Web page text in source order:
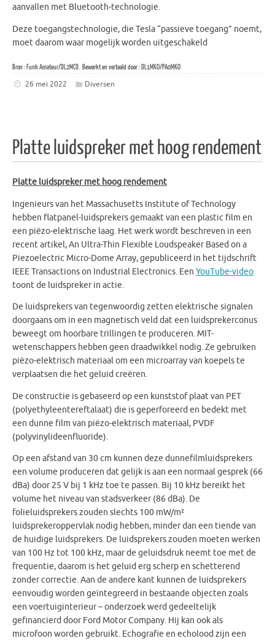
aanvallen met Bluetooth-technologie.
Deze toegangstechnologie, die Tesla “passieve toegang” noemt,
moet daarom waar mogelijk worden uitgeschakeld
Bron : Funk Amateur/DL2MCD. Bewerkt en vertaald door : DL1MKO/PA0MKO
26 mei 2022 Diversen
Platte luidspreker met hoog rendement
Platte luidspreker met hoog rendement
Ingenieurs van het Massachusetts Institute of Technology
hebben flatpanel-luidsprekers gemaakt van een plastic film en
een piëzo-elektrische laag. Het werk wordt beschreven in een
recent artikel, An Ultra-Thin Flexible Loudspeaker Based on a
Piezoelectric Micro-Dome Array, gepubliceerd in het tijdschrift
IEEE Transactions on Industrial Electronics. Een YouTube-video
toont de luidspreker in actie.
De luidsprekers van tegenwoordig zetten elektrische signalen
doorgaans om in een magnetisch veld dat een luidsprekerconus
beweegt om hoorbare trillingen te produceren. MIT-
wetenschappers hebben geen draadwikkel nodig. Ze gebruiken
piëzo-elektrisch materiaal om een ​​microarray van koepels te
verplaatsen die het geluid creëren.
De constructie is gebaseerd op een kunststof plaat van PET
(polyethyleentereftalaat) die is geperforeerd en bedekt met
een dunne film van piëzo-elektrisch materiaal, PVDF
(polyvinylideenfluoride).
Op een afstand van 30 cm kunnen deze dunnefilmluidsprekers
een volume produceren dat gelijk is aan een normaal gesprek (66
dBa) door 25 V bij 1 kHz toe te passen. Bij 10 kHz bereikt het
volume het niveau van stadsverkeer (86 dBa). De
folieluidsprekers zouden slechts 100 mW/m²
luidsprekeroppervlak nodig hebben, minder dan een tiende van
de huidige luidsprekers. De luidsprekers zouden moeten werken
van 100 Hz tot 100 kHz, maar de geluidsdruk neemt toe met de
frequentie, daarom is het geluid erg scherp en schetterend
zonder correctie. Aan de andere kant kunnen de luidsprekers
eenvoudig worden geïntegreerd in bestaande objecten zoals
een voertuiginterieur – onderzoek werd gedeeltelijk
gefinancierd door Ford Motor Company. Hij kan ook als
microfoon worden gebruikt. Echografie en echolood zijn een